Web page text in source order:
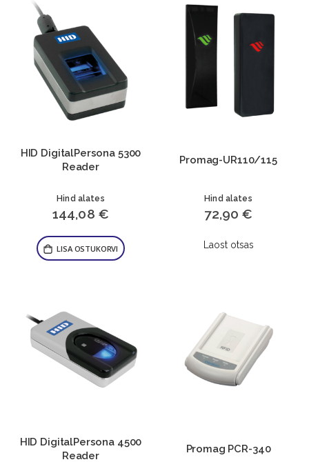
HID DigitalPersona 5300
Reader
Hind alates
144,08 €
LISA OSTUKORVI
Promag-UR110/115
Hind alates
72,90 €
Laost otsas
HID DigitalPersona 4500
Reader
Promag PCR-340